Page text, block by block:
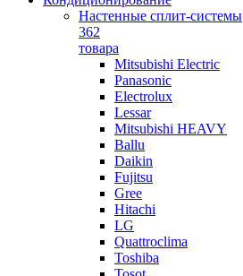
Настенные сплит-системы
362
товара
Mitsubishi Electric
Panasonic
Electrolux
Lessar
Mitsubishi HEAVY
Ballu
Daikin
Fujitsu
Gree
Hitachi
LG
Quattroclima
Toshiba